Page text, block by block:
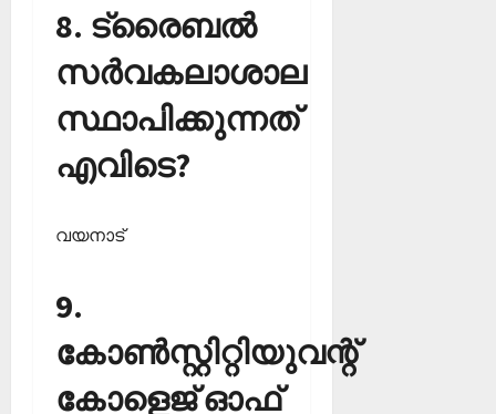
8. ട്രൈബല്‍
സര്‍വകലാശാല
സ്ഥാപിക്കുന്നത്
എവിടെ?
വയനാട്
9.
കോണ്‍സ്റ്റിറ്റിയുവന്റ്
കോളെജ് ഓഫ്